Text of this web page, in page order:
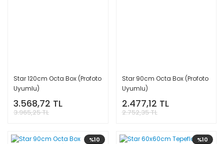
Star 120cm Octa Box (Profoto
Uyumlu)
3.568,72 TL
3.965,25 TL
Star 90cm Octa Box (Profoto
Uyumlu)
2.477,12 TL
2.752,35 TL
%10 %10